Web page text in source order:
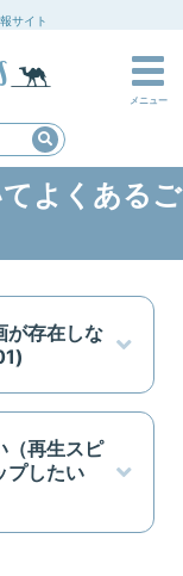
サイト
メニュー
よくあるご
が存在しな
（再生スピ
プしたい